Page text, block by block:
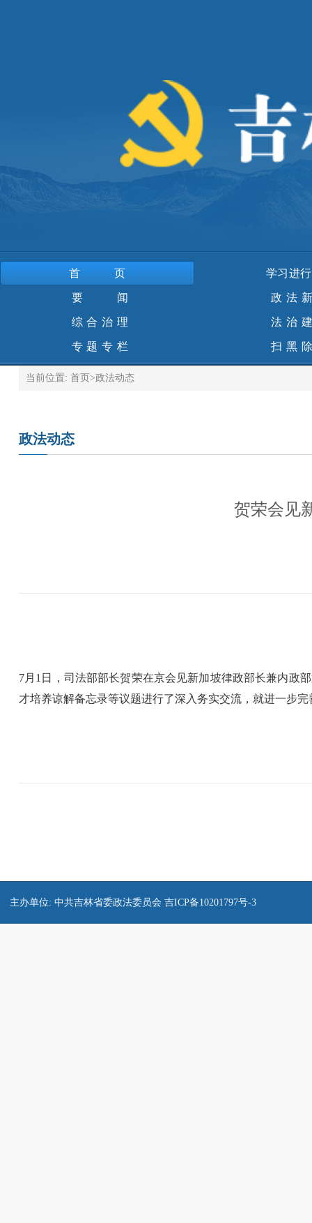
首页 学习进
要 闻 政法
综合治理 法治
专题专栏 扫黑
当前位置: 首页 >政法动态
政法动态
贺荣会见
7月1日，司法部部长贺荣在京会见新加坡律政部长兼内政
才培养谅解备忘录等议题进行了深入务实交流，就进一步
主办单位: 中共吉林省委政法委员会 吉ICP备10201797号-3